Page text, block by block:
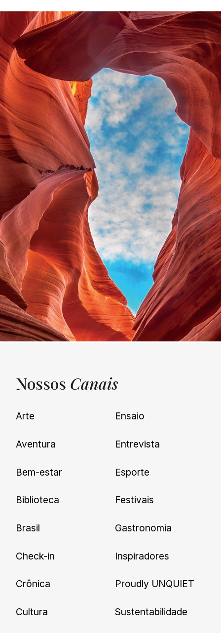
UNQUIET
Newsletter
nossas novidades.
Nossos Canais
Arte
Aventura
Bem-estar
Biblioteca
Brasil
Check-in
Crônica
Cultura
Ensaio
Entrevista
Esporte
Festivais
Gastronomia
Inspiradores
Proudly UNQUIET
Sustentabilidade